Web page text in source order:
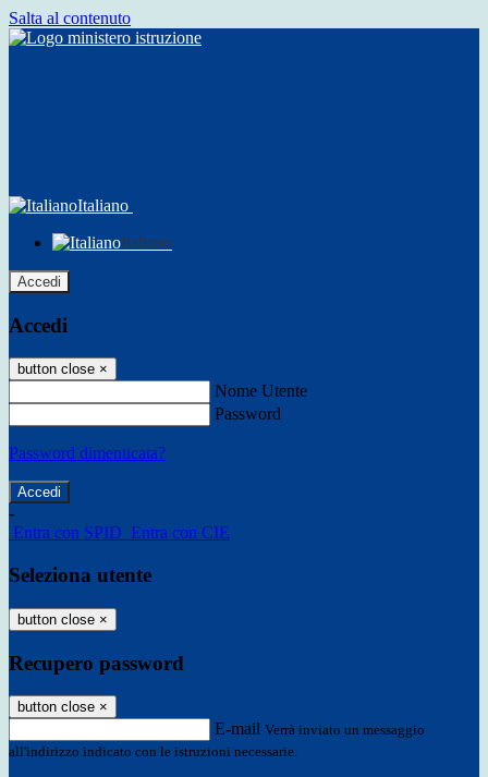
Salta al contenuto
Italiano
Italiano
Accedi
Accedi
button close ×
Nome Utente
Password
Password dimenticata?
-
Entra con SPID Entra con CIE
Seleziona utente
button close ×
Recupero password
button close ×
E-mail Verrà inviato un messaggio
all'indirizzo indicato con le istruzioni necessarie.